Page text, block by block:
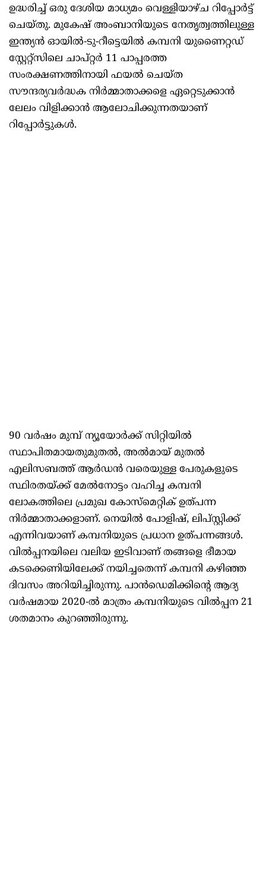
ഉദ്ധരിച്ച് ഒരു ദേശിയ മാധ്യമം വെള്ളിയാഴ്ച റിപ്പോർട്ട്
ചെയ്തു. മുകേഷ് അംബാനിയുടെ നേതൃത്വത്തിലുള്ള
ഇന്ത്യൻ ഓയിൽ-ടു-റീട്ടെയിൽ കമ്പനി യുണൈറ്റഡ്
സ്റ്റേറ്റ്സിലെ ചാപ്റ്റർ 11 പാപ്പരത്ത
സംരക്ഷണത്തിനായി ഫയൽ ചെയ്ത
സൗന്ദര്യവർദ്ധക നിർമ്മാതാക്കളെ ഏറ്റെടുക്കാൻ
ലേലം വിളിക്കാൻ ആലോചിക്കുന്നതയാണ്
റിപ്പോർട്ടുകൾ.
90 വർഷം മുമ്പ് ന്യൂയോർക്ക് സിറ്റിയിൽ
സ്ഥാപിതമായതുമുതൽ, അൽമായ് മുതൽ
എലിസബത്ത് ആർഡൻ വരെയുള്ള പേരുകളുടെ
സ്ഥിരതയ്ക്ക് മേൽനോട്ടം വഹിച്ച കമ്പനി
ലോകത്തിലെ പ്രമുഖ കോസ്‌മെറ്റിക് ഉത്പന്ന
നിർമ്മാതാക്കളാണ്. നെയിൽ പോളിഷ്, ലിപ്സ്റ്റിക്ക്
എന്നിവയാണ് കമ്പനിയുടെ പ്രധാന ഉത്പന്നങ്ങൾ.
വിൽപ്പനയിലെ വലിയ ഇടിവാണ് തങ്ങളെ ഭീമായ
കടക്കെണിയിലേക്ക് നയിച്ചതെന്ന് കമ്പനി കഴിഞ്ഞ
ദിവസം അറിയിച്ചിരുന്നു. പാൻഡെമിക്കിന്റെ ആദ്യ
വർഷമായ 2020-ൽ മാത്രം കമ്പനിയുടെ വിൽപ്പന 21
ശതമാനം കുറഞ്ഞിരുന്നു.